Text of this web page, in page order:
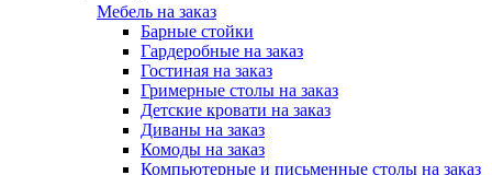
Мебель на заказ
Барные стойки
Гардеробные на заказ
Гостиная на заказ
Гримерные столы на заказ
Детские кровати на заказ
Диваны на заказ
Комоды на заказ
Компьютерные и письменные столы на заказ